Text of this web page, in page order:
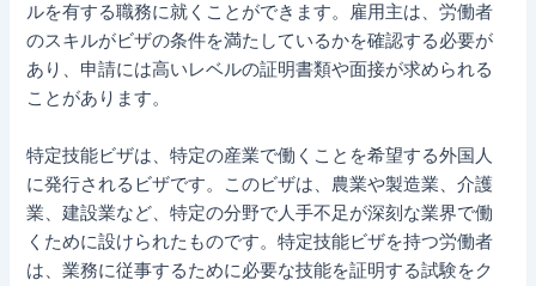
ルを有する職務に就くことができます。雇用主は、労働者
のスキルがビザの条件を満たしているかを確認する必要が
あり、申請には高いレベルの証明書類や面接が求められる
ことがあります。
特定技能ビザは、特定の産業で働くことを希望する外国人
に発行されるビザです。このビザは、農業や製造業、介護
業、建設業など、特定の分野で人手不足が深刻な業界で働
くために設けられたものです。特定技能ビザを持つ労働者
は、業務に従事するために必要な技能を証明する試験をク